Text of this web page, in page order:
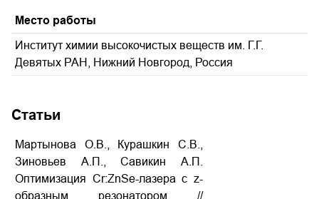
Место работы
Институт химии высокочистых веществ им. Г.Г.
Девятых РАН, Нижний Новгород, Россия
Статьи
Мартынова О.В., Курашкин С.В.,
Зиновьев А.П., Савикин А.П.
Оптимизация Cr:ZnSe-лазера c z-
образным резонатором //